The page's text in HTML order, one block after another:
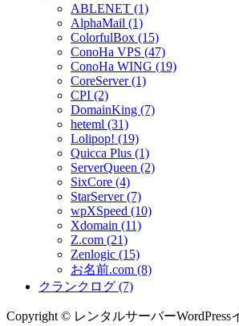
ABLENET (1)
AlphaMail (1)
ColorfulBox (15)
ConoHa VPS (47)
ConoHa WING (19)
CoreServer (1)
CPI (2)
DomainKing (7)
heteml (31)
Lolipop! (19)
Quicca Plus (1)
ServerQueen (2)
SixCore (4)
StarServer (7)
wpXSpeed (10)
Xdomain (11)
Z.com (21)
Zenlogic (15)
お名前.com (8)
クランクログ (7)
Copyright © レンタルサーバーWordPress